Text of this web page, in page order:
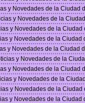
y Novedades de la Ciudad
y Novedades de la
y Novedades de la
y Novedades de la
y Novedades de la Ciudad
y Novedades de la
y Novedades de la Ciudad
y Novedades de la
y Novedades de la
y Novedades de la